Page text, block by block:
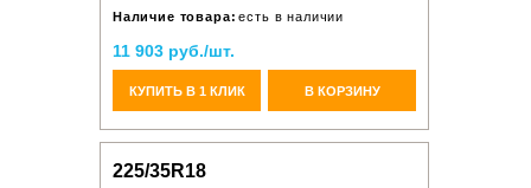
Наличие товара: есть в наличии
11 903 руб./шт.
КУПИТЬ В 1 КЛИК В КОРЗИНУ
225/35R18